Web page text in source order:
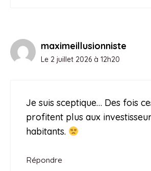
maximeillusionniste
Le 2 juillet 2026 à 12h20
Je suis sceptique… Des fois
profitent plus aux
habitants.
Répondre